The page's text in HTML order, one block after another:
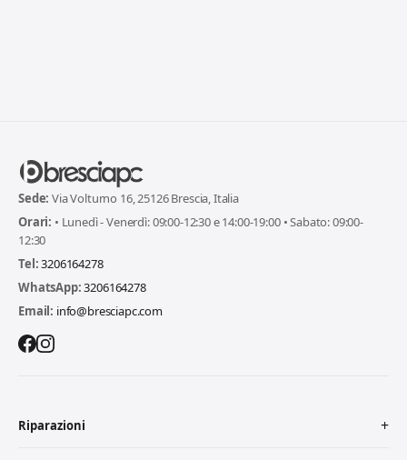
Sede: Via Volturno 16, 25126 Brescia, Italia
Orari: • Lunedì - Venerdì: 09:00-12:30 e 14:00-19:00 • Sabato: 09:00-
12:30
Tel:3206164278
WhatsApp:3206164278
Email: info@bresciapc.com
Riparazioni